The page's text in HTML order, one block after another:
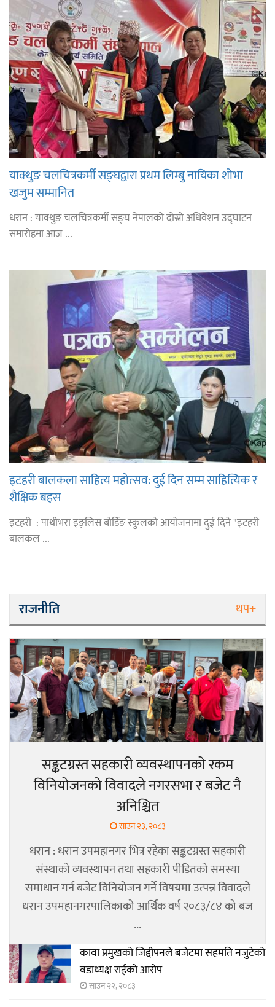
याक्थुङ चलचित्रकर्मी सङ्घद्वारा प्रथम लिम्बु नायिका शोभा
खजुम सम्मानित
धरान : याक्थुङ चलचित्रकर्मी सङ्घ नेपालको दोस्रो अधिवेशन उद्घाटन
समारोहमा आज ...
इटहरी बालकला साहित्य महोत्सव: दुई दिन सम्म साहित्यिक र
शैक्षिक बहस
इटहरी : पाथीभरा इङ्लिस बोर्डिङ स्कुलको आयोजनामा दुई दिने "इटहरी
बालकल ...
राजनीति थप+
सङ्कटग्रस्त सहकारी व्यवस्थापनको रकम
विनियोजनको विवादले नगरसभा र बजेट नै
अनिश्चित
साउन २३, २०८३
धरान : धरान उपमहानगर भित्र रहेका सङ्कटग्रस्त सहकारी
संस्थाको व्यवस्थापन तथा सहकारी पीडितको समस्या
समाधान गर्न बजेट विनियोजन गर्ने विषयमा उत्पन्न विवादले
धरान उपमहानगरपालिकाको आर्थिक वर्ष २०८३/८४ को बज
...
कावा प्रमुखको जिद्दीपनले बजेटमा सहमति नजुटेको
वडाध्यक्ष राईको आरोप
साउन २२, २०८३